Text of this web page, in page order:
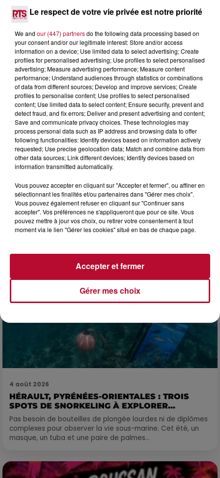
NÎMES : « LE RÊVE DU GLADIATEUR » INVESTIT
LES ARÈNES CES 3...
du gladiateur » revient illuminer l'amphithéâtre romain les 6,
7 et 8 août. Une fresque nocturne...
4 août 2026
FÊTE DE LA POLYNÉSIE À VILLEVEYRAC
4 août 2026
HÉRAULT, PYRÉNÉES-ORIENTALES : TROIS
SPOTS DE SNORKELING À EXPLORER...
Pas besoin de bouteilles de plongée lourdes ni de diplômes
complexes pour observer la vie sous-marine. Cet été, un
masque, un tuba et une paire de palmes...
Le respect de votre vie privée est notre priorité
We and our (447) partnersdo the following data processing based on
your consent and/or our legitimate interest: Store and/or access
information on a device; Use limited data to select advertising; Create
profiles for personalised advertising; Use profiles to select personalised
advertising; Measure advertising performance; Measure content
performance; Understand audiences through statistics or combinations
of data from different sources; Develop and improve services; Create
profiles to personalise content; Use profiles to select personalised
content; Use limited data to select content; Ensure security, prevent and
detect fraud, and fix errors; Deliver and present advertising and content;
Save and communicate privacy choices. These technologies may
process personal data such as IP address and browsing data to offer
following functionalities: Identify devices based on information actively
requested; Use precise geolocation data; Match and combine data from
other data sources; Link different devices; Identify devices based on
information transmitted automatically.
Vous pouvez accepter en cliquant sur "Accepter et fermer", ou affiner en
sélectionnant les finalités et/ou partenaires dans "Gérer mes choix".
Vous pouvez également refuser en cliquant sur "Continuer sans
accepter". Vos préférences ne s'appliqueront que pour ce site. Vous
pouvez mettre à jour vos choix, ou retirer votre consentement à tout
moment via le lien "Gérer les cookies" situé en bas de chaque page.
Gérer mes choix
Accepter et fermer